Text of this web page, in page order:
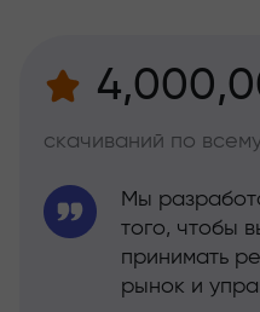
скачиваний по
Мы
того, чтобы
принимать
рынок и